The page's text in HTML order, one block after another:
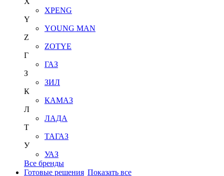
XPENG
Y
YOUNG MAN
Z
ZOTYE
Г
ГАЗ
З
ЗИЛ
К
КАМАЗ
Л
ЛАДА
Т
ТАГАЗ
У
УАЗ
Все бренды
Готовые решения Показать все